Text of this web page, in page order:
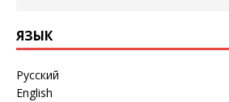
ЯЗЫК
Русский
English